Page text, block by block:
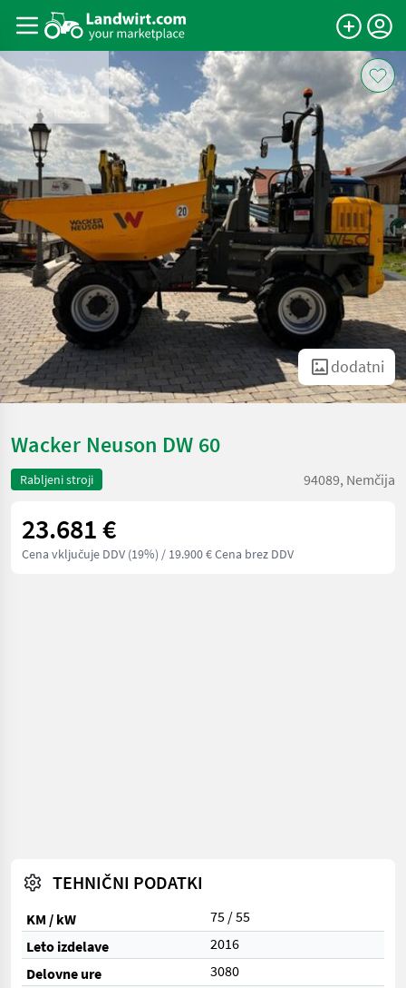
dodatni
Wacker Neuson DW 60
Rabljeni stroji 94089, Nemčija
23.681 €
Cena vključuje DDV (19%) / 19.900 € Cena brez DDV
TEHNIČNI PODATKI
KM / kW
75 / 55
Leto izdelave
2016
Delovne ure
3080